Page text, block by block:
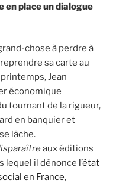
place un dialogue
chose à perdre à
­reprendre sa carte au
Jean
économique
tournant de la rigueur,
en banquier et
lâche.
aux éditions
lequel il dénonce l’état
en France,